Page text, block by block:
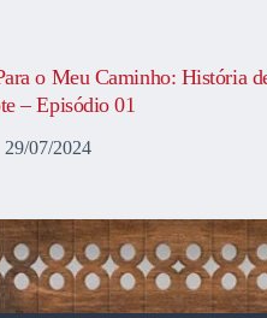
o Meu Caminho: História
– Episódio 01
29/07/2024